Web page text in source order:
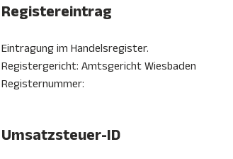
Registereintrag
Eintragung im Handelsregister.
Registergericht: Amtsgericht Wiesbaden
Registernummer:
Umsatzsteuer-ID